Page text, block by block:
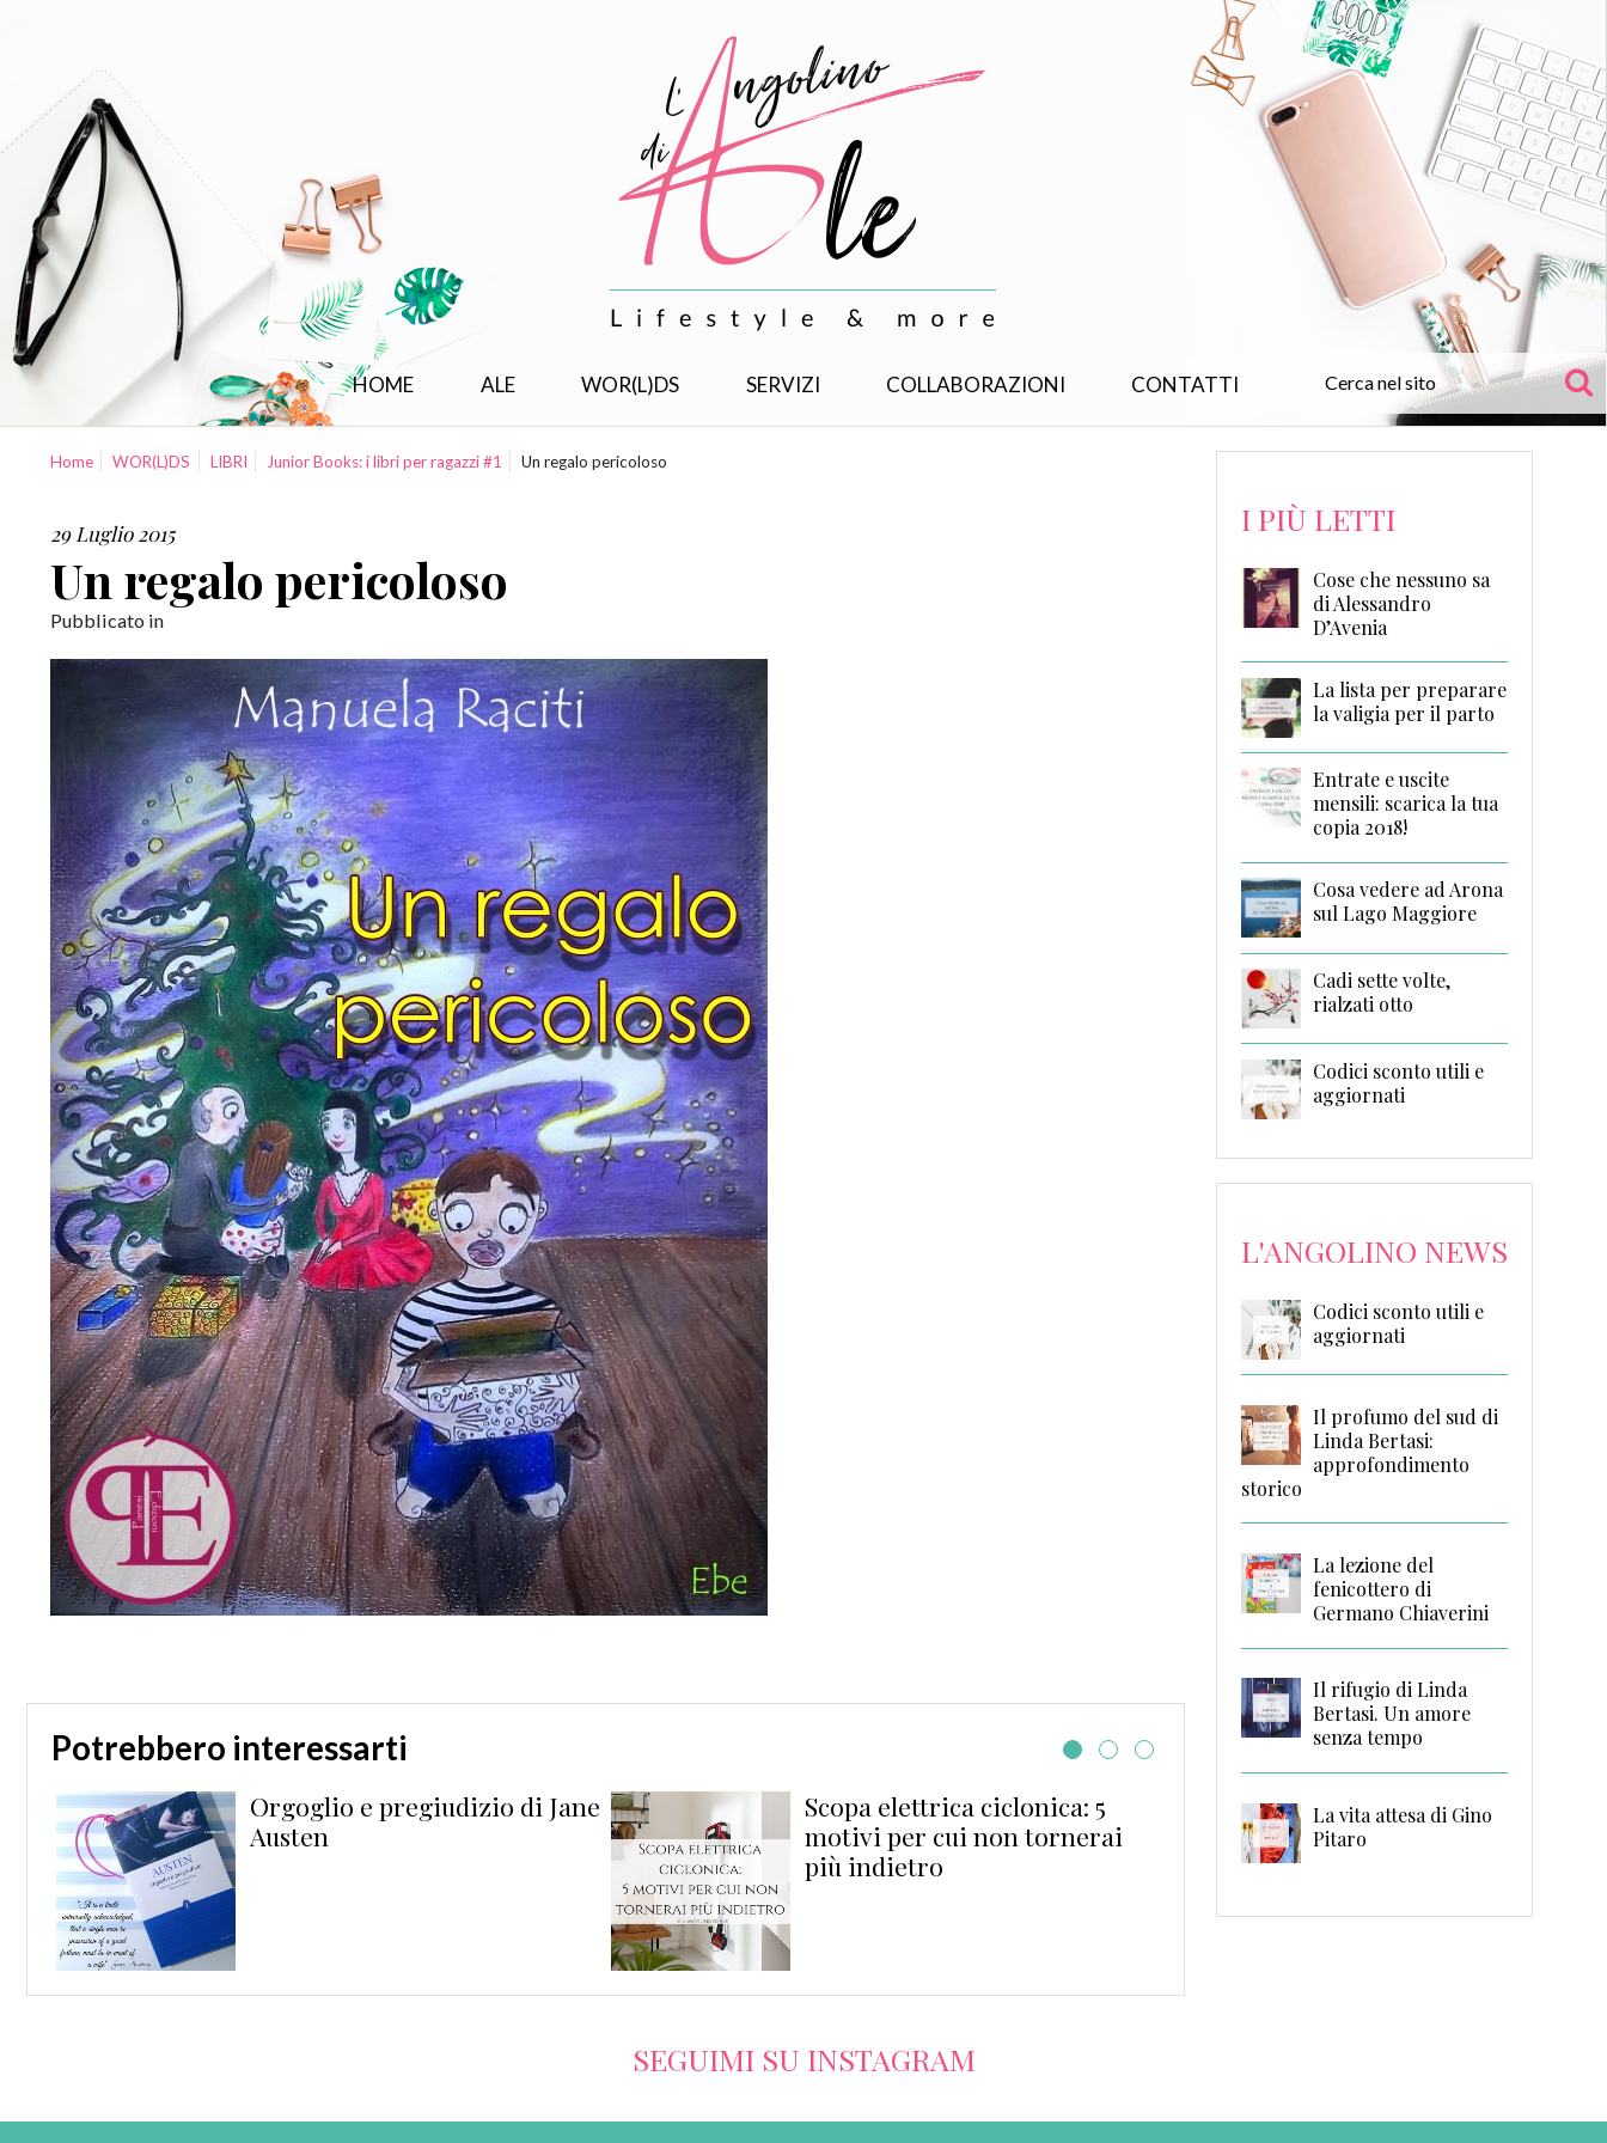
HOME ALE WOR(L)DS SERVIZI COLLABORAZIONI CONTATTI
Home WOR(L)DS LIBRI Junior Books: i libri per ragazzi #1 Un regalo pericoloso
29 Luglio 2015
Un regalo pericoloso
Pubblicato in
Potrebbero interessarti
Orgoglio e pregiudizio di Jane
Austen
Scopa elettrica ciclonica: 5
motivi per cui non tornerai
più indietro
The winner is…!! I
dell’angolino #1
I PIÙ LETTI
Cose che nessuno sa
di Alessandro
D’Avenia
La lista per preparare
la valigia per il parto
Entrate e uscite
mensili: scarica la tua
copia 2018!
Cosa vedere ad Arona
sul Lago Maggiore
Cadi sette volte,
rialzati otto
Codici sconto utili e
aggiornati
L'ANGOLINO NEWS
Codici sconto utili e
aggiornati
Il profumo del sud di
Linda Bertasi:
approfondimento
storico
La lezione del
fenicottero di
Germano Chiaverini
Il rifugio di Linda
Bertasi. Un amore
senza tempo
La vita attesa di Gino
Pitaro
SEGUIMI SU INSTAGRAM